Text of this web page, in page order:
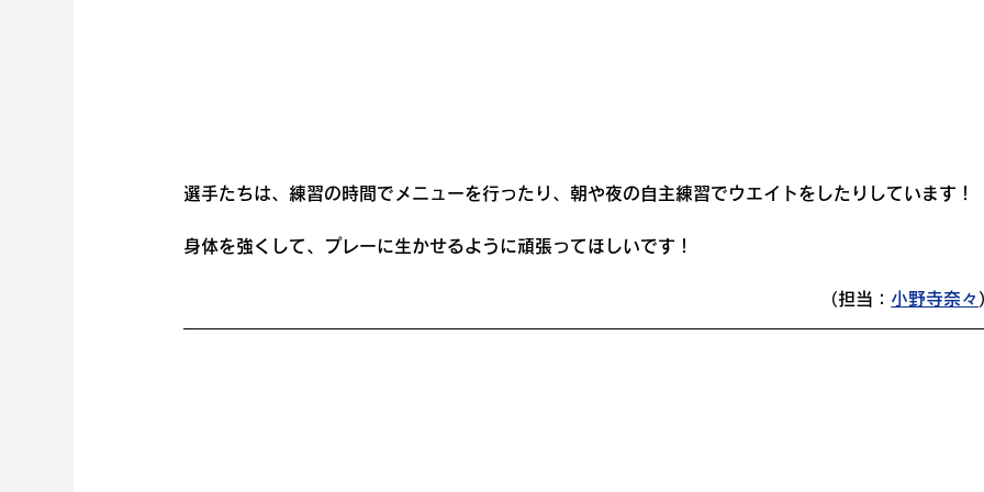
選手たちは、練習の時間でメニューを行ったり、朝や夜の自主練習でウエイトをしたりしています！
身体を強くして、プレーに生かせるように頑張ってほしいです！
（担当： 小野寺奈々